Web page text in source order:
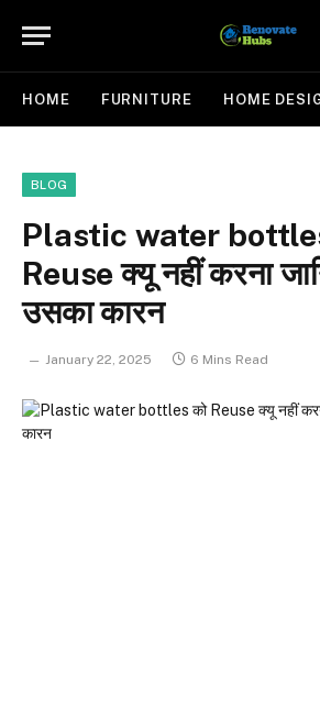
HOME FURNITURE HOME
BLOG
Plastic water
Reuse क्यू नहीं करना
उसका कारन
January 22, 2025 6 Mins Read